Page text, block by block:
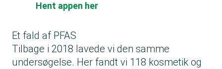
Hent appen her
Et fald af PFAS
Tilbage i 2018 lavede vi den samme
undersøgelse. Her fandt vi 118 kosmetik og